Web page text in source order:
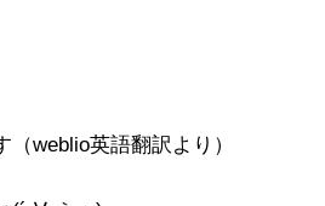
weblio英語翻訳より）